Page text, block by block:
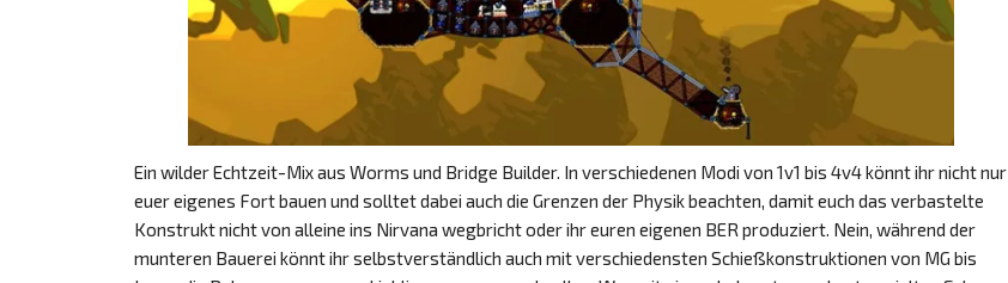
Ein wilder Echtzeit-Mix aus Worms und Bridge Builder. In verschiedenen Modi von 1v1 bis 4v4 könnt ihr nicht nur
euer eigenes Fort bauen und solltet dabei auch die Grenzen der Physik beachten, damit euch das verbastelte
Konstrukt nicht von alleine ins Nirvana wegbricht oder ihr euren eigenen BER produziert. Nein, während der
munteren Bauerei könnt ihr selbstverständlich auch mit verschiedensten Schießkonstruktionen von MG bis